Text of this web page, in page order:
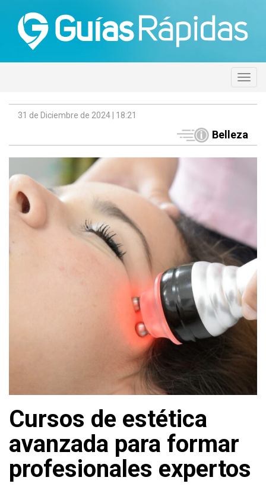
31 de Diciembre de 2024 | 18:21
Belleza
Cursos de estética
avanzada para formar
profesionales expertos